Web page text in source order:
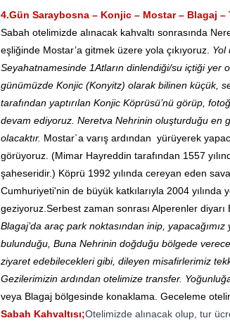
4.Gün Saraybosna – Konjic – Mostar – Blagaj
Sabah otelimizde alınacak kahvaltı sonrasında
eşliğinde Mostar’a gitmek üzere yola çıkıyoruz. Yol
Seyahatnamesinde 1Atların dinlendiği/su içtiği yer
günümüzde Konjic (Konyitz) olarak bilinen küçük,
tarafından yaptırılan Konjic Köprüsü’nü görüp,
devam ediyoruz. Neretva Nehrinin oluşturduğu en
olacaktır. Mostar`a varış ardından yürüyerek
görüyoruz. (Mimar Hayreddin tarafından 1557
şaheseridir.) Köprü 1992 yılında cereyan eden
Cumhuriyeti'nin de büyük katkılarıyla 2004 yılında
geziyoruz.Serbest zaman sonrası Alperenler diyarı
Blagaj’da araç park noktasından inip,
bulunduğu, Buna Nehrinin doğduğu bölgede
ziyaret edebilecekleri gibi, dileyen misafirlerimiz
Gezilerimizin ardından otelimize transfer.
veya Blagaj bölgesinde konaklama. Geceleme
Sabah Kahvaltısı;Otelimizde alınacak olup, tur